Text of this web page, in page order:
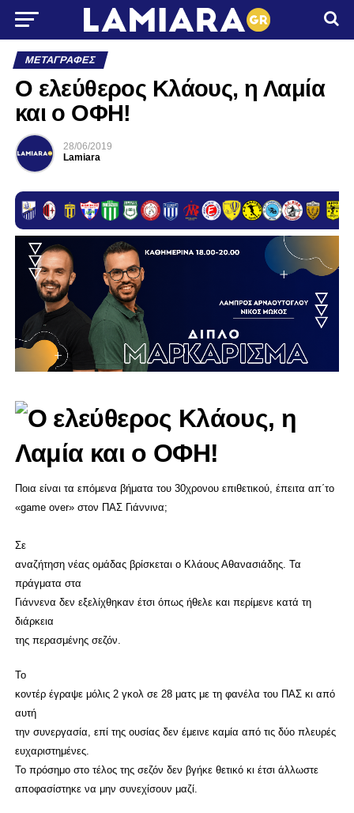
ΜΕΤΑΓΡΑΦΈΣ
Ο ελεύθερος Κλάους, η Λαμία
και ο ΟΦΗ!
28/06/2019
Lamiara
Ποια είναι τα επόμενα βήματα του 30χρονου επιθετικού, έπειτα απ΄το
«game over» στον ΠΑΣ Γιάννινα;
Σε
αναζήτηση νέας ομάδας βρίσκεται ο Κλάους Αθανασιάδης. Τα
πράγματα στα
Γιάννενα δεν εξελίχθηκαν έτσι όπως ήθελε και περίμενε κατά τη
διάρκεια
της περασμένης σεζόν.
Το
κοντέρ έγραψε μόλις 2 γκολ σε 28 ματς με τη φανέλα του ΠΑΣ κι από
αυτή
την συνεργασία, επί της ουσίας δεν έμεινε καμία από τις δύο πλευρές
ευχαριστημένες.
Το πρόσημο στο τέλος της σεζόν δεν βγήκε θετικό κι έτσι άλλωστε
αποφασίστηκε να μην συνεχίσουν μαζί.